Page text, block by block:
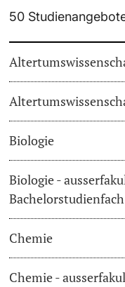
weitere Informationen
Informationen,
Studienberatung
Im Studium
Belegen
Weiterbildung
Universität
50
Biologie
Biologie -
Bachelorstudienfach
Chemie
Chemie -